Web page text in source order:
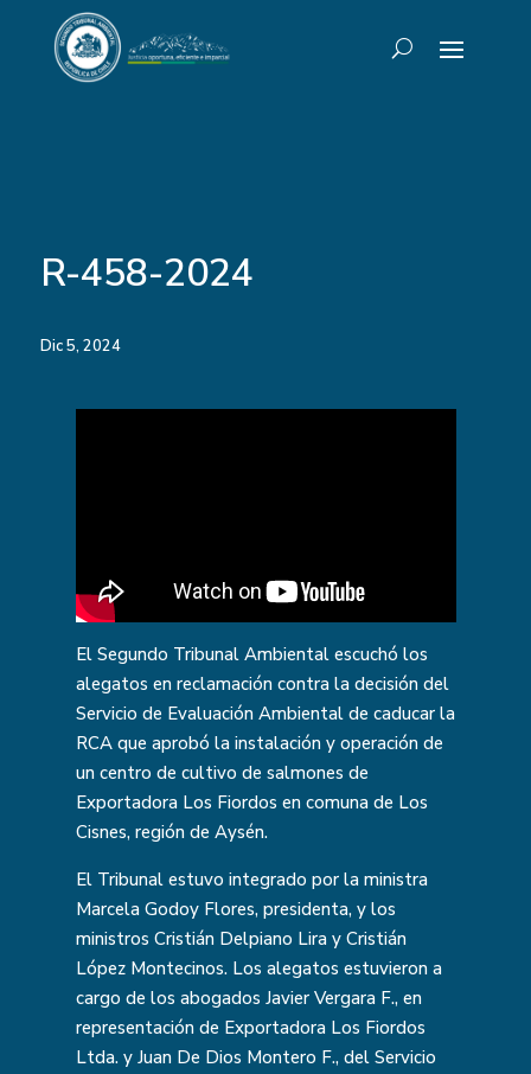
R-458-2024
Dic 5, 2024
El Segundo Tribunal Ambiental escuchó los
alegatos en reclamación contra la decisión del
Servicio de Evaluación Ambiental de caducar la
RCA que aprobó la instalación y operación de
un centro de cultivo de salmones de
Exportadora Los Fiordos en comuna de Los
Cisnes, región de Aysén.
El Tribunal estuvo integrado por la ministra
Marcela Godoy Flores, presidenta, y los
ministros Cristián Delpiano Lira y Cristián
López Montecinos. Los alegatos estuvieron a
cargo de los abogados Javier Vergara F., en
representación de Exportadora Los Fiordos
Ltda. y Juan De Dios Montero F., del Servicio